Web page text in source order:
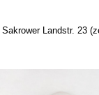
Sakrower Landstr. 23